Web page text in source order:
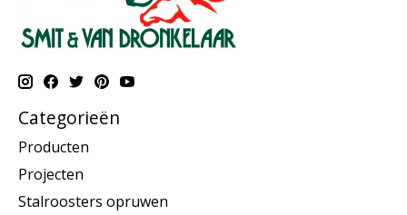
Categorieën
Producten
Projecten
Stalroosters opruwen